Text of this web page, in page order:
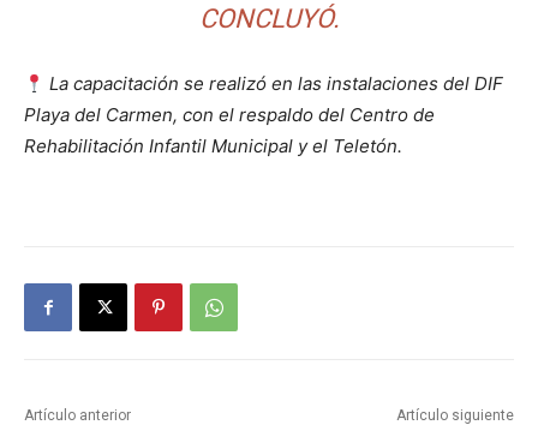
CONCLUYÓ.
La capacitación se realizó en las instalaciones del DIF
Playa del Carmen, con el respaldo del Centro de
Rehabilitación Infantil Municipal y el Teletón.
Artículo anterior Artículo siguiente